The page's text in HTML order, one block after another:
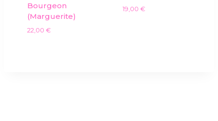
Bourgeon
(marguerite)
22,00 €
19,00 €